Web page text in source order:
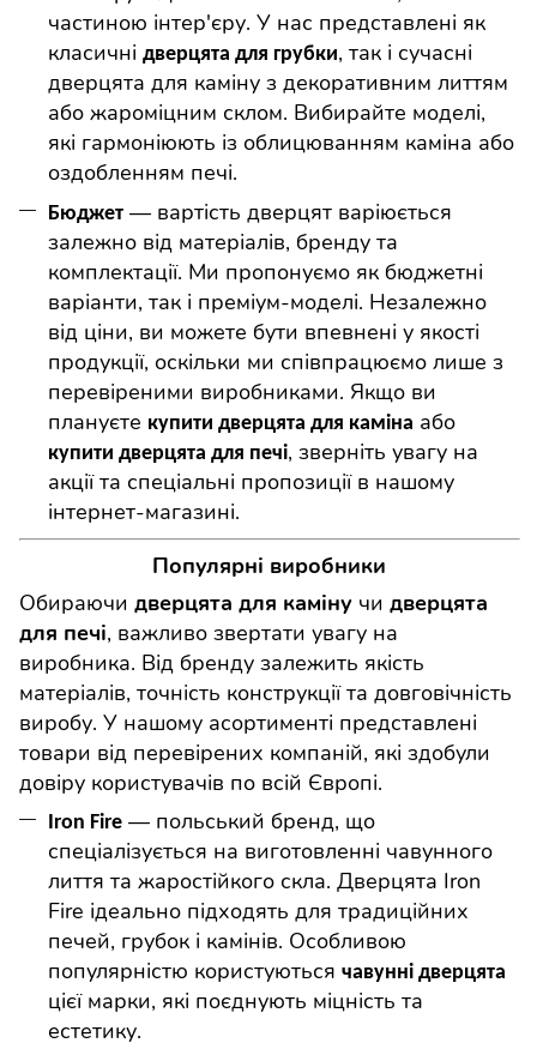
частиною інтер'єру. У нас представлені як
класичні дверцята для грубки, так і сучасні
дверцята для каміну з декоративним литтям
або жароміцним склом. Вибирайте моделі,
які гармоніюють із облицюванням каміна або
оздобленням печі.
Бюджет — вартість дверцят варіюється
залежно від матеріалів, бренду та
комплектації. Ми пропонуємо як бюджетні
варіанти, так і преміум-моделі. Незалежно
від ціни, ви можете бути впевнені у якості
продукції, оскільки ми співпрацюємо лише з
перевіреними виробниками. Якщо ви
плануєте купити дверцята для каміна або
купити дверцята для печі, зверніть увагу на
акції та спеціальні пропозиції в нашому
інтернет-магазині.
Популярні виробники
Обираючи дверцята для каміну чи дверцята
для печі, важливо звертати увагу на
виробника. Від бренду залежить якість
матеріалів, точність конструкції та довговічність
виробу. У нашому асортименті представлені
товари від перевірених компаній, які здобули
довіру користувачів по всій Європі.
Iron Fire — польський бренд, що
спеціалізується на виготовленні чавунного
лиття та жаростійкого скла. Дверцята Iron
Fire ідеально підходять для традиційних
печей, грубок і камінів. Особливою
популярністю користуються чавунні дверцята
цієї марки, які поєднують міцність та
естетику.